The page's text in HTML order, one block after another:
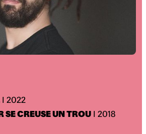
I 2022
SE CREUSE UN TROU I 2018